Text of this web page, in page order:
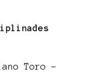
Toro -